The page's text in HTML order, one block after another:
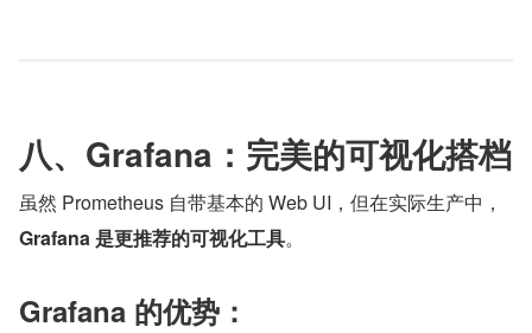
八、Grafana：完美的可视化搭档
虽然 Prometheus 自带基本的 Web UI，但在实际生产中，
Grafana 是更推荐的可视化工具。
Grafana 的优势：